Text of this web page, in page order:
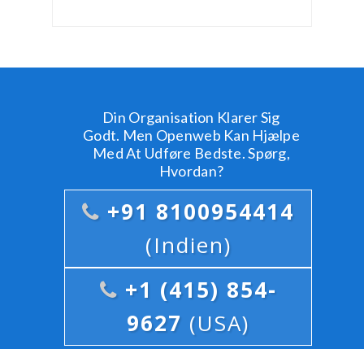
Din Organisation Klarer Sig
Godt. Men Openweb Kan Hjælpe
Med At Udføre Bedste. Spørg,
Hvordan?
+91 8100954414
(Indien)
+1 (415) 854-
9627 (USA)